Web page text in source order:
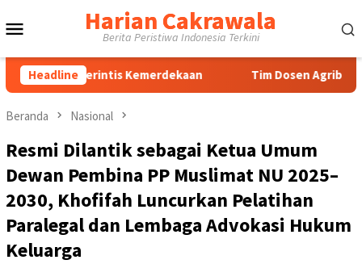
ke
Harian Cakrawala
Berita Peristiwa Indonesia Terkini
Headline
Perintis Kemerdekaan Tim Dosen Agribisnis UPN
Beranda Nasional
Resmi Dilantik sebagai Ketua Umum
Dewan Pembina PP Muslimat NU 2025–
2030, Khofifah Luncurkan Pelatihan
Paralegal dan Lembaga Advokasi Hukum
Keluarga